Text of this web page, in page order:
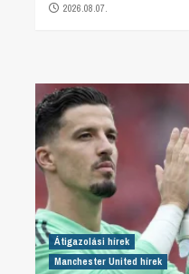
2026.08.07.
Átigazolási hírek
Manchester United hírek